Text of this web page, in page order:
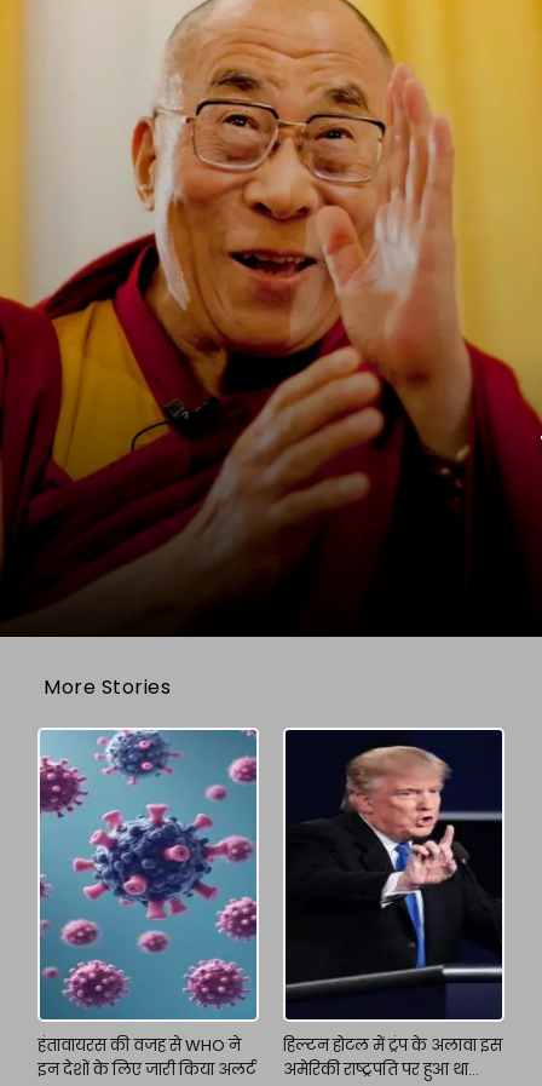
More Stories
हंतावायरस की वजह से WHO ने
इन देशों के लिए जारी किया अलर्ट
हिल्टन होटल में ट्रंप के अलावा इस
अमेरिकी राष्ट्रपति पर हुआ था